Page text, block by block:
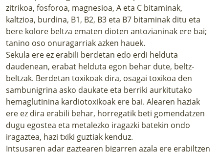
zitrikoa, fosforoa, magnesioa, A eta C bitaminak,
kaltzioa, burdina, B1, B2, B3 eta B7 bitaminak ditu eta
bere kolore beltza ematen dioten antozianinak ere bai;
tanino oso onuragarriak azken hauek.
Sekula ere ez erabili berdetan edo erdi helduta
daudenean, erabat helduta egon behar dute, beltz-
beltzak. Berdetan toxikoak dira, osagai toxikoa den
sambunigrina asko daukate eta berriki aurkitutako
hemaglutinina kardiotoxikoak ere bai. Alearen haziak
ere ez dira erabili behar, horregatik beti gomendatzen
dugu egostea eta metalezko iragazki batekin ondo
iragaztea, hazi txiki guztiak kenduz.
Intsusaren adar gaztearen bigarren azala ere erabiltzen